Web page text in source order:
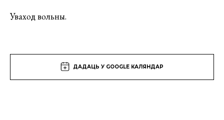
Уваход вольны.
ДАДАЦЬ У GOOGLE КАЛЯНДАР